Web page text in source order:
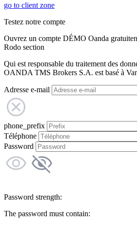
go to client zone
Testez notre compte
Ouvrez un compte DÉMO Oanda
Rodo section
Qui est responsable du traitement des
OANDA TMS Brokers S.A. est basé à
Adresse e-mail
phone_prefix
Téléphone
Password
Password strength:
The password must contain: